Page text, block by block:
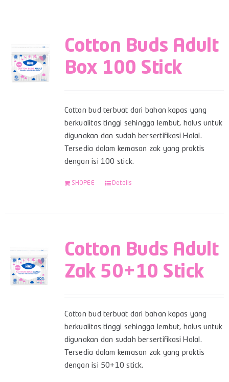
Cotton Buds Adult
Box 100 Stick
Cotton bud terbuat dari bahan kapas yang
berkualitas tinggi sehingga lembut, halus untuk
digunakan dan sudah bersertifikasi Halal.
Tersedia dalam kemasan zak yang praktis
dengan isi 100 stick.
SHOPEE Details
Cotton Buds Adult
Zak 50+10 Stick
Cotton bud terbuat dari bahan kapas yang
berkualitas tinggi sehingga lembut, halus untuk
digunakan dan sudah bersertifikasi Halal.
Tersedia dalam kemasan zak yang praktis
dengan isi 50+10 stick.